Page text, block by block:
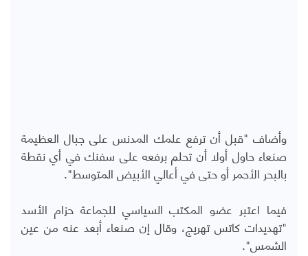
وأضاف "قبل أن ترفع علمك المدنس على جبال العظيمة
صنعاء حاول أولا أن تحلم برفعه على سفنك في أي نقطة
بالبحر الأحمر أو حتى في أعالي الأبيض المتوسط".
فيما اعتبر عضو المكتب السياسي للجماعة حزام الأسد
"تهديدات كاتس تهريج، وقال إن صنعاء أبعد عنه من عين
الشمس".